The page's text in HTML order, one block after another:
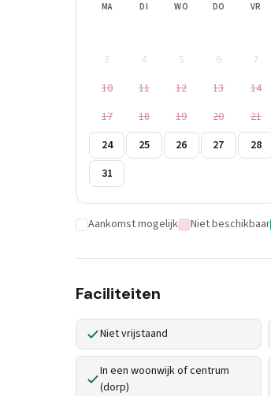
MA DI WO DO VR
3
4 5 6 7
10
11 12 13 14
17
18 19 20 21
24
25 26 27 28
31
Aankomst mogelijk Niet beschikbaar
Faciliteiten
Niet vrijstaand
In een woonwijk of centrum
(dorp)